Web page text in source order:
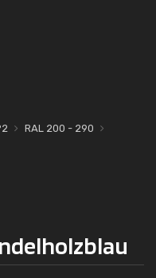
RAL 200 - 290